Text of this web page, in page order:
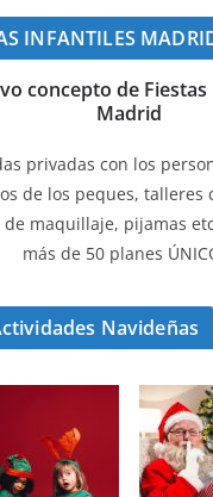
INFANTILES
concepto de
Madrid
privadas con los
de los peques, talleres
de maquillaje, pijamas
más de 50 planes
Navideñas